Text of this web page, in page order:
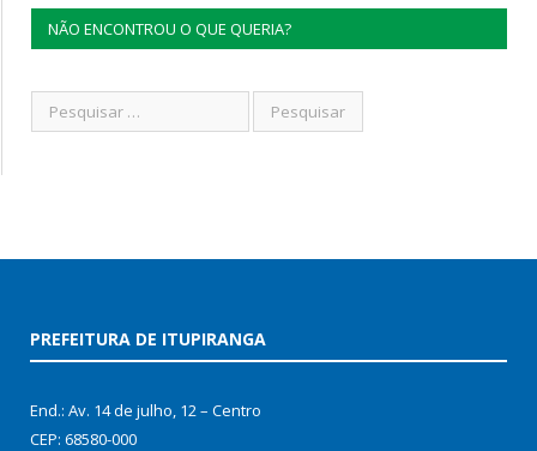
NÃO ENCONTROU O QUE QUERIA?
PREFEITURA DE ITUPIRANGA
End.: Av. 14 de julho, 12 – Centro
CEP: 68580-000